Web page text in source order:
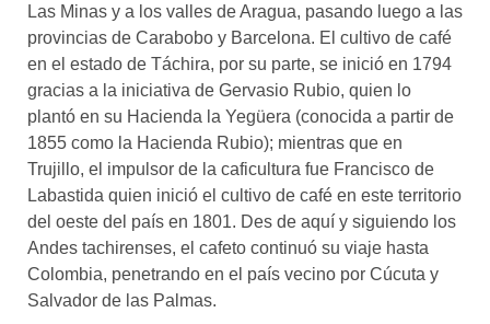
Las Minas y a los valles de Aragua, pasando luego a las
provincias de Carabobo y Barcelona. El cultivo de café
en el estado de Táchira, por su parte, se inició en 1794
gracias a la iniciativa de Gervasio Rubio, quien lo
plantó en su Hacienda la Yegüera (conocida a partir de
1855 como la Hacienda Rubio); mientras que en
Trujillo, el impulsor de la caficultura fue Francisco de
Labastida quien inició el cultivo de café en este territorio
del oeste del país en 1801. Des de aquí y siguiendo los
Andes tachirenses, el cafeto continuó su viaje hasta
Colombia, penetrando en el país vecino por Cúcuta y
Salvador de las Palmas.